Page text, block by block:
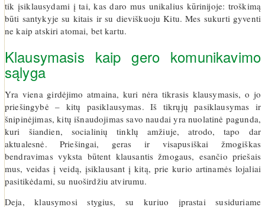
tik įsiklausydami į tai, kas daro mus unikalius kūrinijoje: troškimą
būti santykyje su kitais ir su dieviškuoju Kitu. Mes sukurti gyventi
ne kaip atskiri atomai, bet kartu.
Klausymasis kaip gero komunikavimo
sąlyga
Yra viena girdėjimo atmaina, kuri nėra tikrasis klausymasis, o jo
priešingybė – kitų pasiklausymas. Iš tikrųjų pasiklausymas ir
šnipinėjimas, kitų išnaudojimas savo naudai yra nuolatinė pagunda,
kuri šiandien, socialinių tinklų amžiuje, atrodo, tapo dar
aktualesnė. Priešingai, geras ir visapusiškai žmogiškas
bendravimas vyksta būtent klausantis žmogaus, esančio priešais
mus, veidas į veidą, įsiklausant į kitą, prie kurio artinamės lojaliai
pasitikėdami, su nuoširdžiu atvirumu.
Deja, klausymosi stygius, su kuriuo įprastai susiduriame